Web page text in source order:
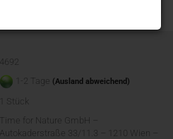
4692
1-2 Tage (Ausland abweichend)
Stück
Time for Nature GmbH –
Autokaderstraße 33/11.3 – 1210 Wien –